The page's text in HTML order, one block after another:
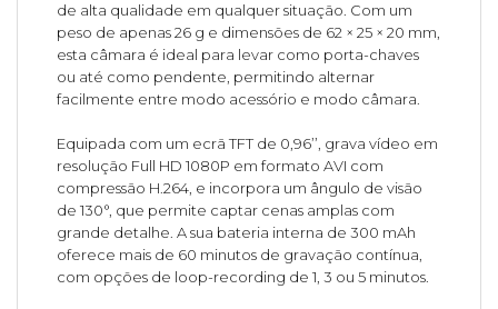
de alta qualidade em qualquer situação. Com um
peso de apenas 26 g e dimensões de 62 × 25 × 20 mm,
esta câmara é ideal para levar como porta-chaves
ou até como pendente, permitindo alternar
facilmente entre modo acessório e modo câmara.
Equipada com um ecrã TFT de 0,96’’, grava vídeo em
resolução Full HD 1080P em formato AVI com
compressão H.264, e incorpora um ângulo de visão
de 130°, que permite captar cenas amplas com
grande detalhe. A sua bateria interna de 300 mAh
oferece mais de 60 minutos de gravação contínua,
com opções de loop-recording de 1, 3 ou 5 minutos.